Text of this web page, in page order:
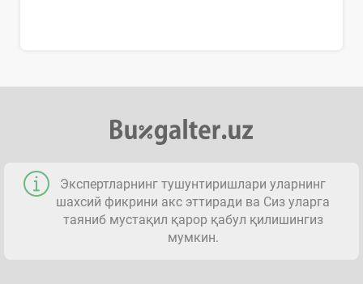
Экспертларнинг тушунтиришлари уларнинг
шахсий фикрини акс эттиради ва Сиз уларга
таяниб мустақил қарор қабул қилишингиз
мумкин.